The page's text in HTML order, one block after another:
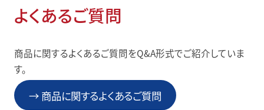
よくあるご質問
商品に関するよくあるご質問をQ&A形式でご紹介していま
す。
→ 商品に関するよくあるご質問